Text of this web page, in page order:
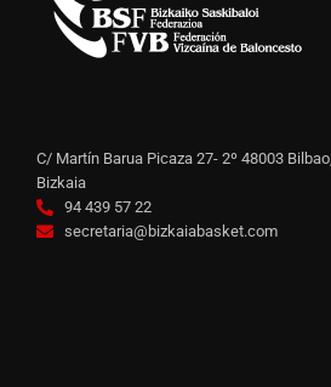
C/ Martín Barua Picaza 27- 2º 48003 Bilbao,
Bizkaia
94 439 57 22
secretaria@bizkaiabasket.com